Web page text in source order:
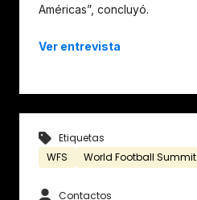
Américas”, concluyó.
Ver entrevista
Etiquetas
WFS
World Football Summit
Contactos